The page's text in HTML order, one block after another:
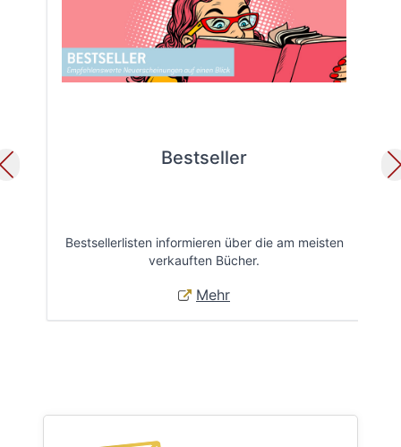
Bestseller
Bestsellerlisten informieren über die am meisten
verkauften Bücher.
Mehr